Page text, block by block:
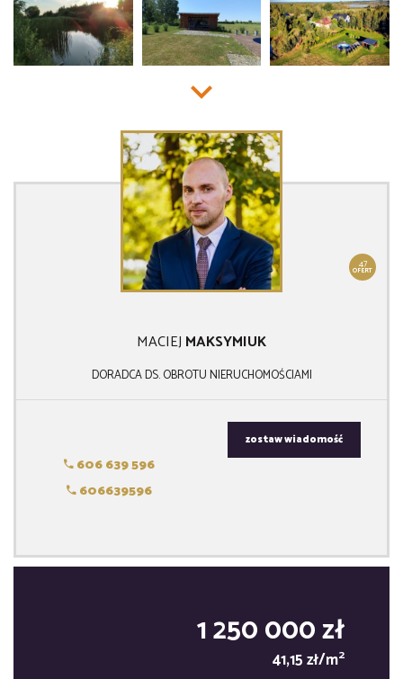
47
OFERT
MACIEJ MAKSYMIUK
DORADCA DS. OBROTU NIERUCHOMOŚCIAMI
606 639 596
606639596
zostaw wiadomość
1 250 000 zł
41,15 zł/m2